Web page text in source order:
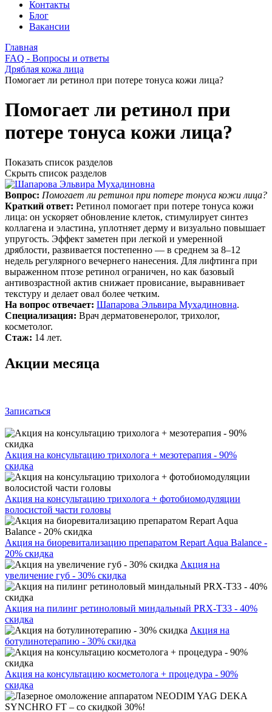
Контакты
Блог
Вакансии
Главная
FAQ - Вопросы и ответы
Дряблая кожа лица
Помогает ли ретинол при потере тонуса кожи лица?
Помогает ли ретинол при
потере тонуса кожи лица?
Показать список разделов
Скрыть список разделов
Вопрос: Помогает ли ретинол при потере тонуса кожи лица?
Краткий ответ: Ретинол помогает при потере тонуса кожи
лица: он ускоряет обновление клеток, стимулирует синтез
коллагена и эластина, уплотняет дерму и визуально повышает
упругость. Эффект заметен при легкой и умеренной
дряблости, развивается постепенно — в среднем за 8–12
недель регулярного вечернего нанесения. Для лифтинга при
выраженном птозе ретинол ограничен, но как базовый
антивозрастной актив снижает провисание, выравнивает
текстуру и делает овал более четким.
На вопрос отвечает: Шапарова Эльвира Мухадиновна.
Специализация: Врач дерматовенеролог, трихолог,
косметолог.
Стаж: 14 лет.
Акции месяца
Записаться
Акция на консультацию трихолога + мезотерапия - 90%
скидка
Акция на консультацию трихолога + фотобиомодуляции
волосистой части головы
Акция на биоревитализацию препаратом Repart Aqua Balance -
20% скидка
Акция на
увеличение губ - 30% скидка
Акция на пилинг ретиноловый миндальный PRX-T33 - 40%
скидка
Акция на
ботулинотерапию - 30% скидка
Акция на консультацию косметолога + процедура - 90%
скидка